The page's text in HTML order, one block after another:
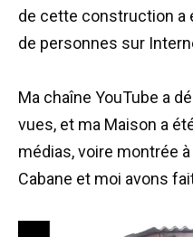
de cette construction a
de personnes sur
Ma chaîne YouTube a
vues, et ma Maison a
médias, voire montrée
Cabane et moi avons